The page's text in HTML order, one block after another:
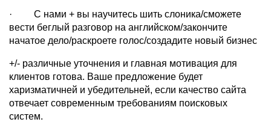
· С нами + вы научитесь шить слоника/сможете
вести беглый разговор на английском/закончите
начатое дело/раскроете голос/создадите новый бизнес
+/- различные уточнения и главная мотивация для
клиентов готова. Ваше предложение будет
харизматичней и убедительней, если качество сайта
отвечает современным требованиям поисковых
систем.